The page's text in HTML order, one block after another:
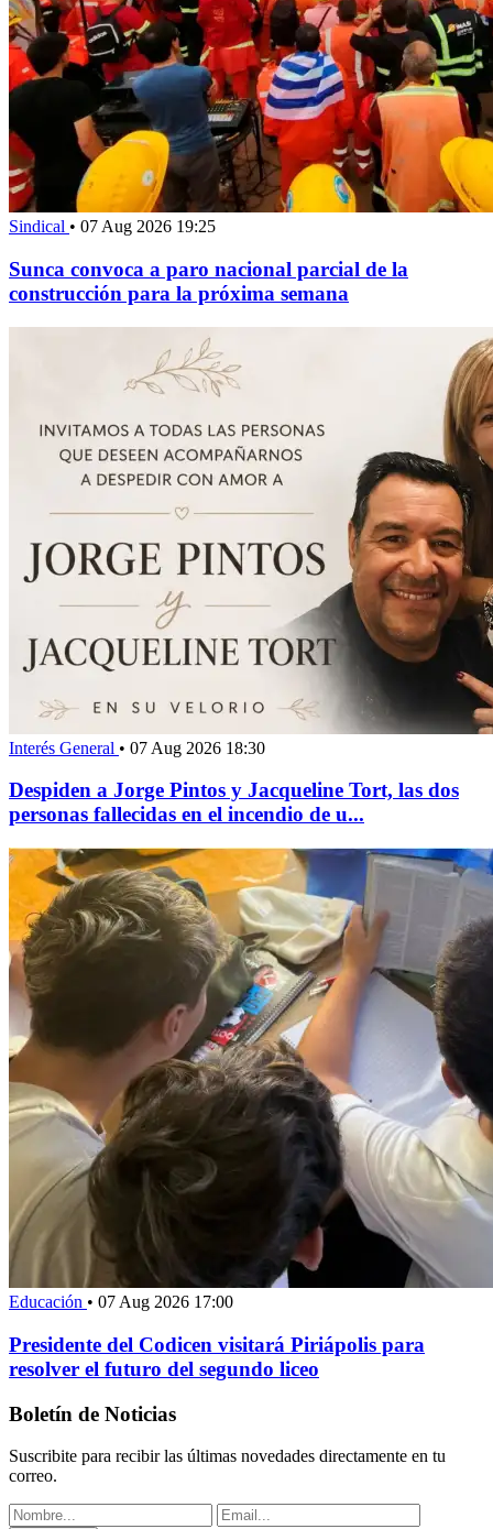
Sindical • 07 Aug 2026 19:25
Sunca convoca a paro nacional parcial de la
construcción para la próxima semana
Interés General • 07 Aug 2026 18:30
Despiden a Jorge Pintos y Jacqueline Tort, las dos
personas fallecidas en el incendio de u...
Educación • 07 Aug 2026 17:00
Presidente del Codicen visitará Piriápolis para
resolver el futuro del segundo liceo
Boletín de Noticias
Suscribite para recibir las últimas novedades directamente en tu
correo.